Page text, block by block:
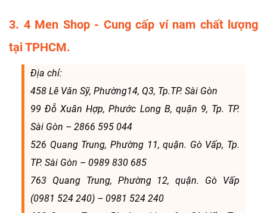
3. 4 Men Shop - Cung cấp ví nam chất lượng
tại TPHCM.
Địa chỉ:
458 Lê Văn Sỹ, Phường14, Q3, Tp.TP. Sài Gòn
99 Đỗ Xuân Hợp, Phước Long B, quận 9, Tp. TP.
Sài Gòn – 2866 595 044
526 Quang Trung, Phường 11, quận. Gò Vấp, Tp.
TP. Sài Gòn – 0989 830 685
763 Quang Trung, Phường 12, quận. Gò Vấp
(0981 524 240) – 0981 524 240